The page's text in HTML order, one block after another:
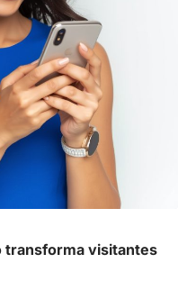
transforma visitantes